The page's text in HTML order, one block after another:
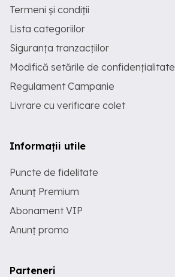
Termeni și condiții
Lista categoriilor
Siguranța tranzacțiilor
Modifică setările de confidențialitate
Regulament Campanie
Livrare cu verificare colet
Informații utile
Puncte de fidelitate
Anunț Premium
Abonament VIP
Anunț promo
Parteneri